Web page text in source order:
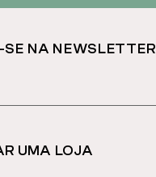
SE NA NEWSLETTER
UMA LOJA